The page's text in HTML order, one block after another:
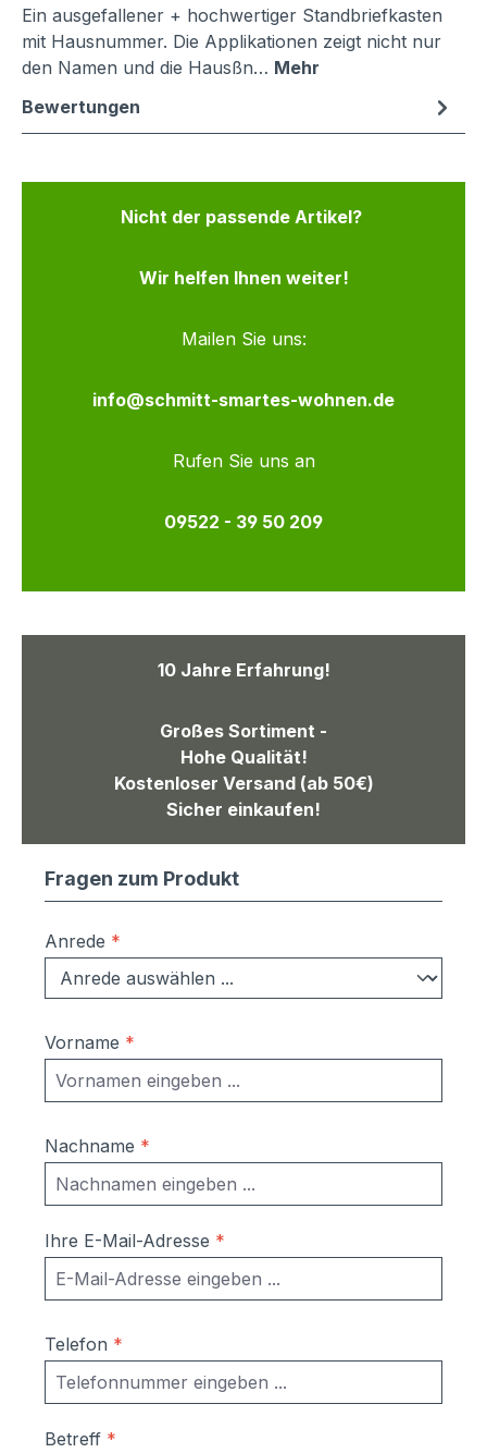
Ein ausgefallener + hochwertiger Standbriefkasten
mit Hausnummer. Die Applikationen zeigt nicht nur
den Namen und die Hausßn… Mehr
Bewertungen
Nicht der passende Artikel?
Wir helfen Ihnen weiter!
Mailen Sie uns:
info@schmitt-smartes-wohnen.de
Rufen Sie uns an
09522 - 39 50 209
10 Jahre Erfahrung!
Großes Sortiment -
Hohe Qualität!
Kostenloser Versand (ab 50€)
Sicher einkaufen!
Fragen zum Produkt
Anrede *
Vorname *
Nachname *
Ihre E-Mail-Adresse *
Telefon *
Betreff *